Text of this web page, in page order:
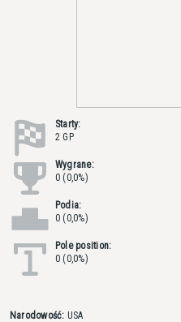
Starty:
2 GP
Wygrane:
0 (0,0%)
Podia:
0 (0,0%)
Pole position:
0 (0,0%)
Narodowość: USA